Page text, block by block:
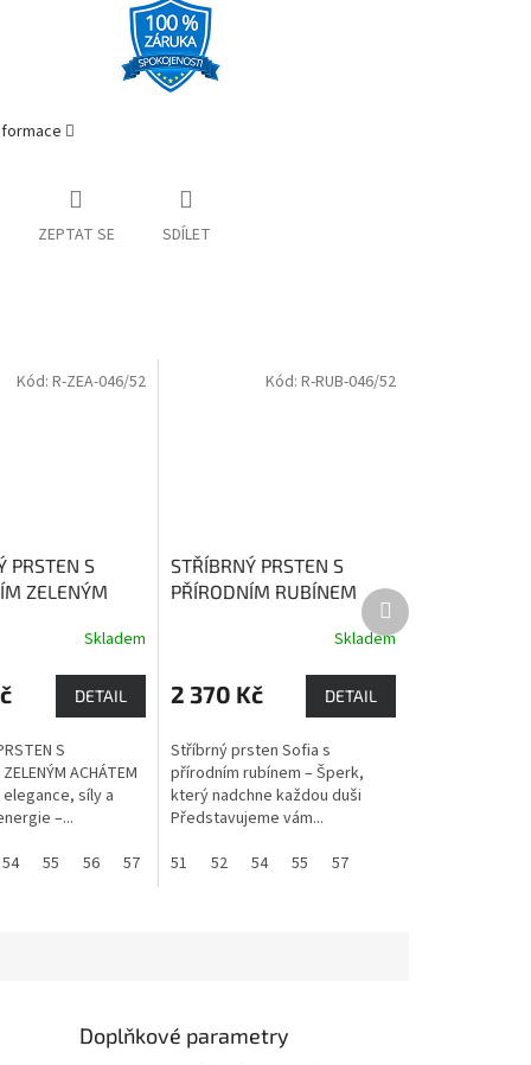
ZEPTAT SE SDÍLET
PRSTEN S
ZELENÝM
harmonizující
Skladem
DETAIL
S
ACHÁTEM
síly a
–...
54
55 56 57 58 59 60
Kód:R-ZEA-046/52
STŘÍBRNÝ PRSTEN S
PŘÍRODNÍM RUBÍNEM
života, životní energie,
přináší bohatství a lásku.
Skladem
2 370 Kč DETAIL
Stříbrný prsten Sofia s
přírodním rubínem – Šperk,
který nadchne každou duši
Představujeme vám...
51
52 54 55 57
Kód: R-RUB-046/52
Další
produkt
Doplňkové parametry